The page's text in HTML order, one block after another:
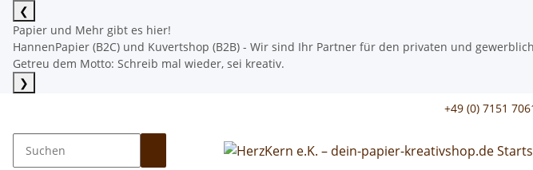
❮
Papier und Mehr gibt es hier!
HannenPapier (B2C) und Kuvertshop (B2B) - Wir sind Ihr Partner für den privaten und
Getreu dem Motto: Schreib mal wieder, sei kreativ.
❯
+49 (0) 7151